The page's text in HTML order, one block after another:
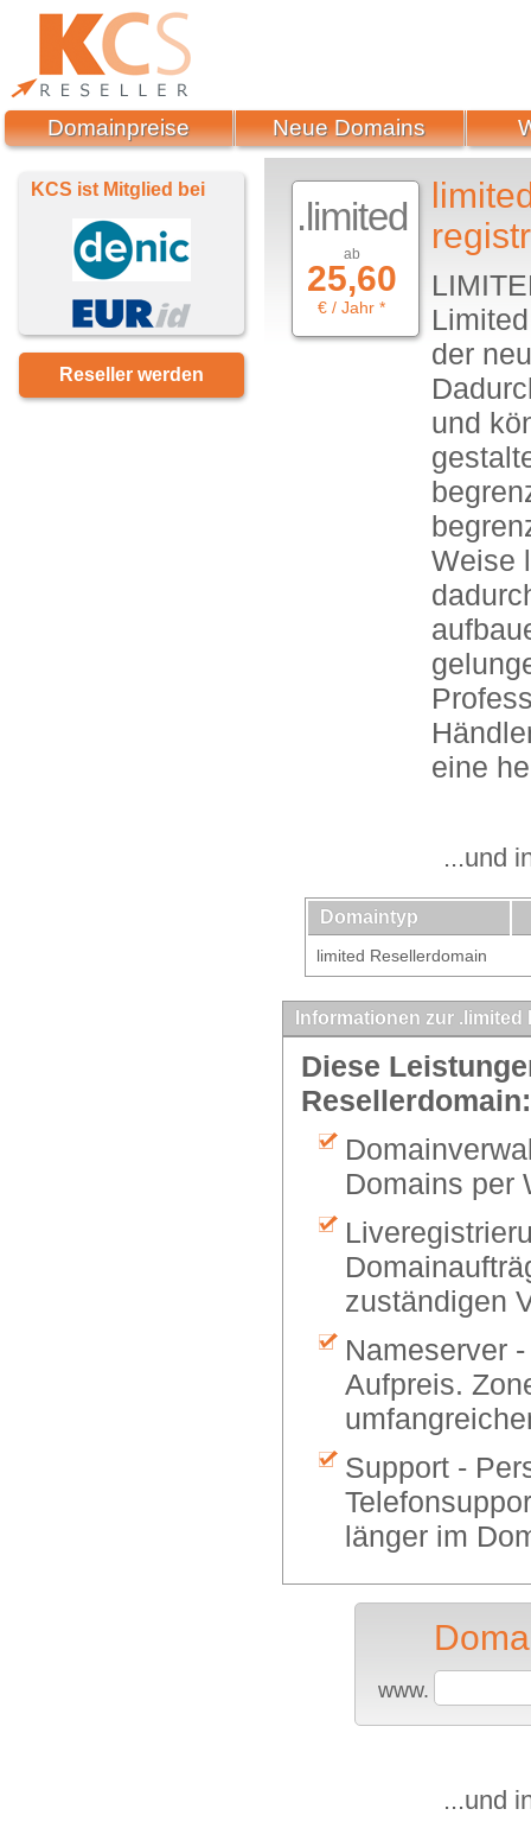
.limited
ab
25,60
€ / Jahr *
der
und
Weise
eine
...und
Domaintyp
limited Resellerdomain
Informationen zur
Diese
Resellerdomain:
Domains per
zuständigen
Nameserver
Aufpreis.
Support -
länger im
www.
...und
KCS ist Mitglied bei
Reseller werden
Domainpreise Neue Domains